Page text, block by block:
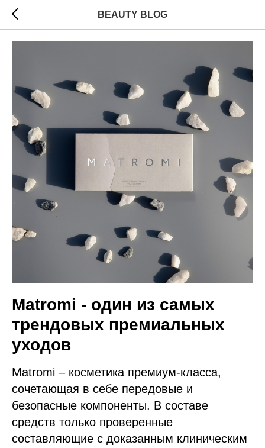
BEAUTY BLOG
Matromi - один из самых
трендовых премиальных
уходов
Matromi – косметика премиум-класса,
сочетающая в себе передовые и
безопасные компоненты. В составе
средств только проверенные
составляющие с доказанным клиническим